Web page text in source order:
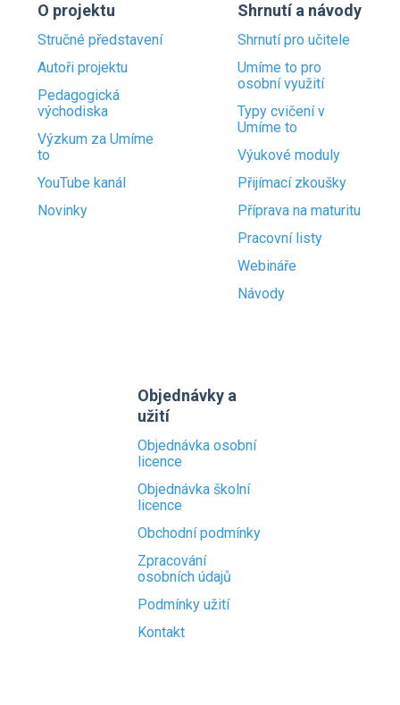
O projektu
Stručné představení
Autoři projektu
Pedagogická
východiska
Výzkum za Umíme
to
YouTube kanál
Novinky
Shrnutí a návody
Shrnutí pro učitele
Umíme to pro
osobní využití
Typy cvičení v
Umíme to
Výukové moduly
Přijímací zkoušky
Příprava na maturitu
Pracovní listy
Webináře
Návody
Objednávky a
užití
Objednávka osobní
licence
Objednávka školní
licence
Obchodní podmínky
Zpracování
osobních údajů
Podmínky užití
Kontakt